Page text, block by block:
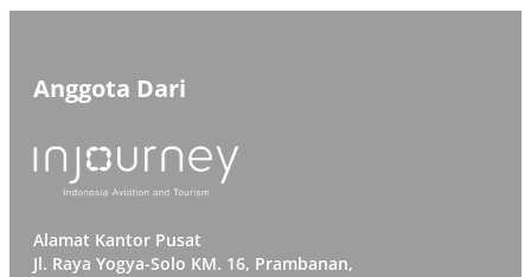
Anggota Dari
Alamat Kantor Pusat
Jl. Raya Yogya-Solo KM. 16, Prambanan,